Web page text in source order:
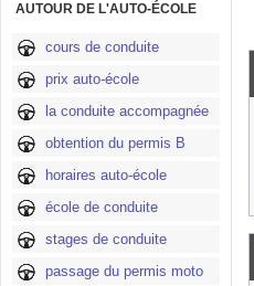
AUTOUR DE L'AUTO-ÉCOLE
cours de conduite
prix auto-école
la conduite accompagnée
obtention du permis B
horaires auto-école
école de conduite
stages de conduite
passage du permis moto